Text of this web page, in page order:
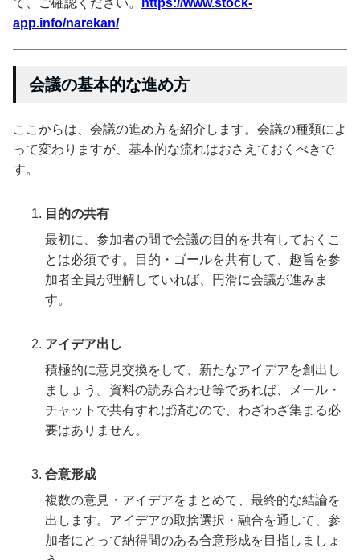
app.info/narekan/
会議の基本的な進め方
ここからは、会議の進め方を紹介します。会議の種類によ
って変わりますが、基本的な流れはおさえておくべきで
す。
目的の共有
最初に、参加者の間で会議の目的を共有しておくこ
とは必須です。目的・ゴールを共有して、趣旨を参
加者全員が理解していれば、円滑に会議が進みま
す。
アイデア出し
積極的に意見交換をして、新たなアイデアを創出し
ましょう。資料の読み合わせ等であれば、メール・
チャットで共有すれば済むので、わざわざ集まる必
要はありません。
合意形成
複数の意見・アイデアをまとめて、最終的な結論を
出します。アイデアの取捨選択・融合を通して、参
加者にとって納得間のある合意形成を目指しましょ